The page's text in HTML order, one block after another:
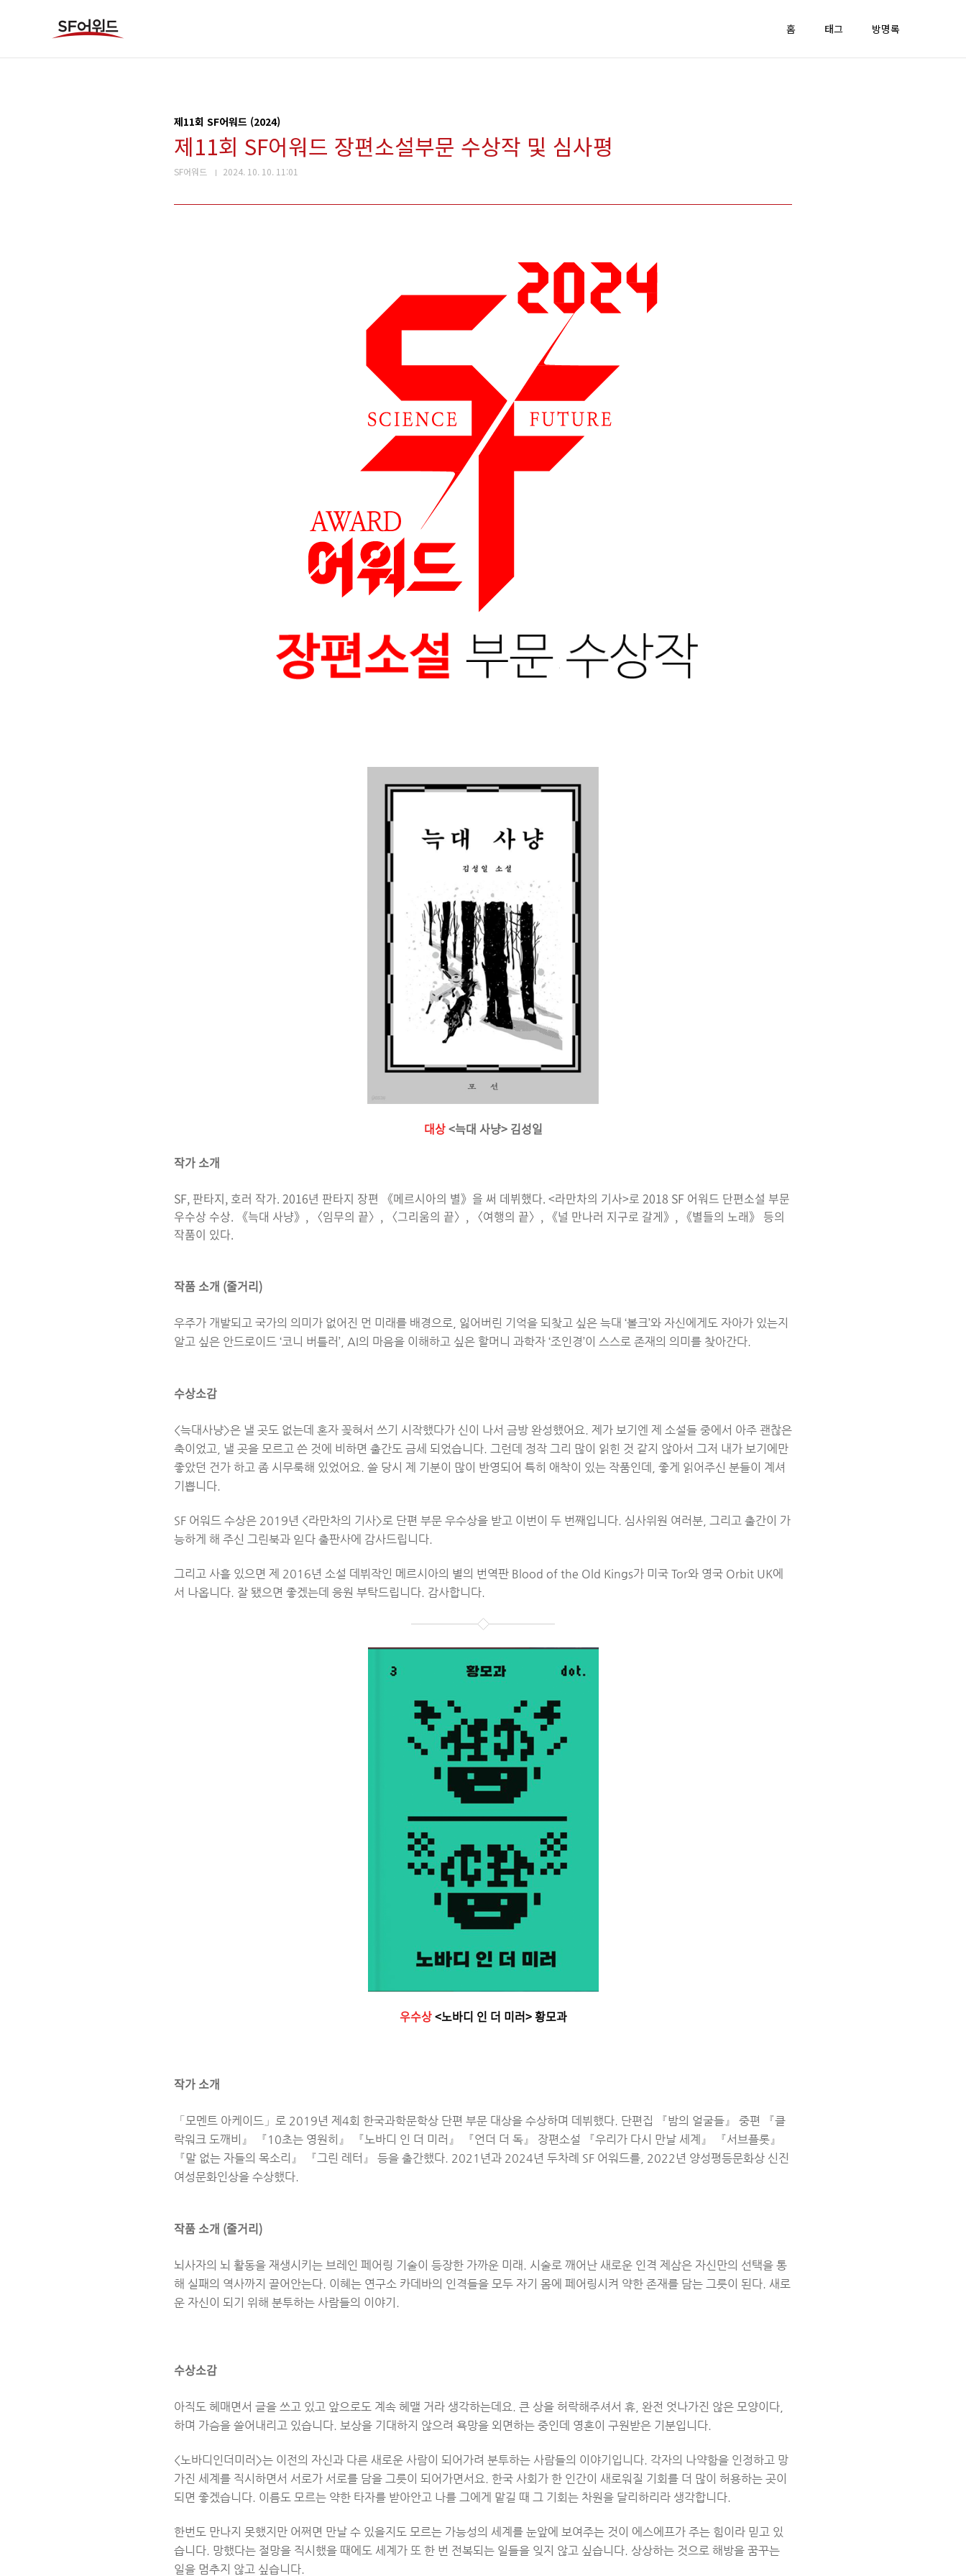
홈
태그 방명록
제11회 SF어워드 (2024)
제11회 SF어워드 장편소설부문 수상작 및 심사평
SF어워드 2024. 10. 10. 11:01
대상<늑대 사냥> 김성일
작가 소개
SF, 판타지, 호러 작가. 2016년 판타지 장편 《메르시아의 별》 을 써 데뷔했다. <라만차의 기사>로 2018 SF 어워드 단편소설 부문
우수상 수상. 《늑대 사냥》 , 〈임무의 끝〉 , 〈그리움의 끝〉 , 〈여행의 끝〉 , 《널 만나러 지구로 갈게》 , 《별들의 노래》 등의
작품이 있다.
작품 소개 (줄거리)
우주가 개발되고 국가의 의미가 없어진 먼 미래를 배경으로, 잃어버린 기억을 되찾고 싶은 늑대 ‘볼크’와 자신에게도 자아가 있는지
알고 싶은 안드로이드 ‘코니 버틀러’, AI의 마음을 이해하고 싶은 할머니 과학자 ‘조인경’이 스스로 존재의 의미를 찾아간다.
수상소감
<늑대사냥>은 낼 곳도 없는데 혼자 꽂혀서 쓰기 시작했다가 신이 나서 금방 완성했어요. 제가 보기엔 제 소설들 중에서 아주 괜찮은
축이었고, 낼 곳을 모르고 쓴 것에 비하면 출간도 금세 되었습니다. 그런데 정작 그리 많이 읽힌 것 같지 않아서 그저 내가 보기에만
좋았던 건가 하고 좀 시무룩해 있었어요. 쓸 당시 제 기분이 많이 반영되어 특히 애착이 있는 작품인데, 좋게 읽어주신 분들이 계셔
기쁩니다.
SF 어워드 수상은 2019년 <라만차의 기사>로 단편 부문 우수상을 받고 이번이 두 번째입니다. 심사위원 여러분, 그리고 출간이 가
능하게 해 주신 그린북과 읻다 출판사에 감사드립니다.
그리고 사흘 있으면 제 2016년 소설 데뷔작인 메르시아의 별의 번역판 Blood of the Old Kings가 미국 Tor와 영국 Orbit UK에
서 나옵니다. 잘 됐으면 좋겠는데 응원 부탁드립니다. 감사합니다.
우수상<노바디 인 더 미러> 황모과
작가 소개
「모멘트 아케이드」로 2019년 제4회 한국과학문학상 단편 부문 대상을 수상하며 데뷔했다. 단편집 『밤의 얼굴들』 중편 『클
락워크 도깨비』 『10초는 영원히』 『노바디 인 더 미러』 『언더 더 독』 장편소설 『우리가 다시 만날 세계』 『서브플롯』
『말 없는 자들의 목소리』 『그린 레터』 등을 출간했다. 2021년과 2024년 두차례 SF 어워드를, 2022년 양성평등문화상 신진
여성문화인상을 수상했다.
작품 소개 (줄거리)
뇌사자의 뇌 활동을 재생시키는 브레인 페어링 기술이 등장한 가까운 미래. 시술로 깨어난 새로운 인격 제삼은 자신만의 선택을 통
해 실패의 역사까지 끌어안는다. 이혜는 연구소 카데바의 인격들을 모두 자기 몸에 페어링시켜 약한 존재를 담는 그릇이 된다. 새로
운 자신이 되기 위해 분투하는 사람들의 이야기.
수상소감
아직도 헤매면서 글을 쓰고 있고 앞으로도 계속 헤맬 거라 생각하는데요. 큰 상을 허락해주셔서 휴, 완전 엇나가진 않은 모양이다,
하며 가슴을 쓸어내리고 있습니다. 보상을 기대하지 않으려 욕망을 외면하는 중인데 영혼이 구원받은 기분입니다.
<노바디인더미러>는 이전의 자신과 다른 새로운 사람이 되어가려 분투하는 사람들의 이야기입니다. 각자의 나약함을 인정하고 망
가진 세계를 직시하면서 서로가 서로를 담을 그릇이 되어가면서요. 한국 사회가 한 인간이 새로워질 기회를 더 많이 허용하는 곳이
되면 좋겠습니다. 이름도 모르는 약한 타자를 받아안고 나를 그에게 맡길 때 그 기회는 차원을 달리하리라 생각합니다.
한번도 만나지 못했지만 어쩌면 만날 수 있을지도 모르는 가능성의 세계를 눈앞에 보여주는 것이 에스에프가 주는 힘이라 믿고 있
습니다. 망했다는 절망을 직시했을 때에도 세계가 또 한 번 전복되는 일들을 잊지 않고 싶습니다. 상상하는 것으로 해방을 꿈꾸는
일을 멈추지 않고 싶습니다.